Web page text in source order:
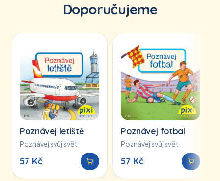
Doporučujeme
Poznávej letiště
Poznávej svůj svět
57 Kč
Poznávej fotbal
Poznávej svůj svět
57 Kč